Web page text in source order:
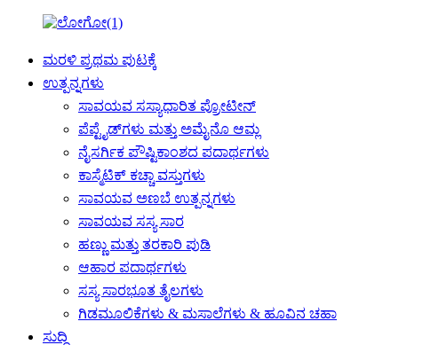
ಮರಳಿ ಪ್ರಥಮ ಪುಟಕ್ಕೆ
ಉತ್ಪನ್ನಗಳು
ಸಾವಯವ ಸಸ್ಯಾಧಾರಿತ ಪ್ರೋಟೀನ್
ಪೆಪ್ಟೈಡ್‌ಗಳು ಮತ್ತು ಅಮೈನೊ ಆಮ್ಲ
ನೈಸರ್ಗಿಕ ಪೌಷ್ಟಿಕಾಂಶದ ಪದಾರ್ಥಗಳು
ಕಾಸ್ಮೆಟಿಕ್ ಕಚ್ಚಾ ವಸ್ತುಗಳು
ಸಾವಯವ ಅಣಬೆ ಉತ್ಪನ್ನಗಳು
ಸಾವಯವ ಸಸ್ಯ ಸಾರ
ಹಣ್ಣು ಮತ್ತು ತರಕಾರಿ ಪುಡಿ
ಆಹಾರ ಪದಾರ್ಥಗಳು
ಸಸ್ಯ ಸಾರಭೂತ ತೈಲಗಳು
ಗಿಡಮೂಲಿಕೆಗಳು & ಮಸಾಲೆಗಳು & ಹೂವಿನ ಚಹಾ
ಸುದ್ದಿ